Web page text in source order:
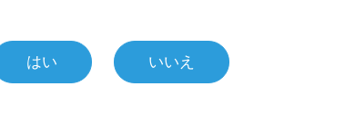
はい いいえ